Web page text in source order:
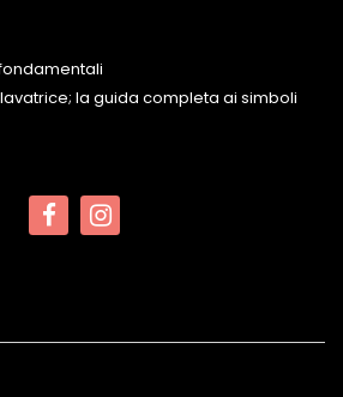
la guida completa ai simboli